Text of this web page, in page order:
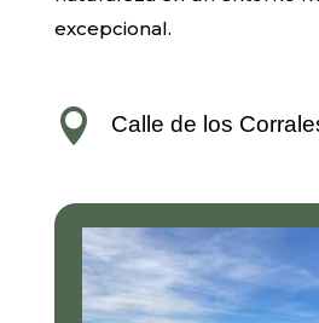
excepcional.
 Calle de los